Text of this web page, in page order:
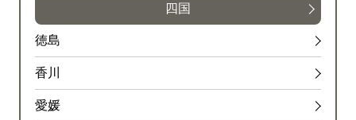
四国
徳島
香川
愛媛